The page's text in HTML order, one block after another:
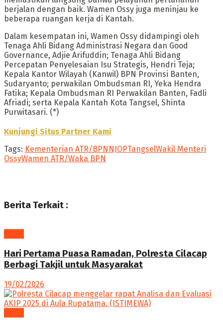
berjalan dengan baik. Wamen Ossy juga meninjau ke
beberapa ruangan kerja di Kantah.
Dalam kesempatan ini, Wamen Ossy didampingi oleh
Tenaga Ahli Bidang Administrasi Negara dan Good
Governance, Adjie Arifuddin; Tenaga Ahli Bidang
Percepatan Penyelesaian Isu Strategis, Hendri Teja;
Kepala Kantor Wilayah (Kanwil) BPN Provinsi Banten,
Sudaryanto; perwakilan Ombudsman RI, Yeka Hendra
Fatika; Kepala Ombudsman RI Perwakilan Banten, Fadli
Afriadi; serta Kepala Kantah Kota Tangsel, Shinta
Purwitasari. (*)
Kunjungi Situs Partner Kami
Tags: Kementerian ATR/BPN NJOPTangselWakil Menteri
OssyWamen ATR/Waka BPN
Berita Terkait :
Hari Pertama Puasa Ramadan, Polresta Cilacap
Berbagi Takjil untuk Masyarakat
19/02/2026